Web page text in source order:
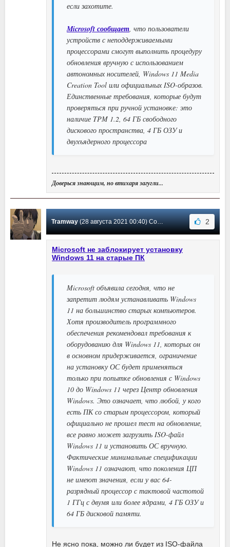
если захотите.
Microsoft сообщает, что пользователи
устройств с неподдерживаемыми
процессорами смогут выполнить процедуру
обновления вручную с использованием
автономных носителей, Windows 11 Media
Creation Tool или официальных ISO-образов.
Единственные требования, которые будут
проверяться при ручной установке: это
наличие TPM 1.2, 64 ГБ свободного
дискового пространства, 4 ГБ ОЗУ и
двухъядерного процессора
Доверься знающим, но втихаря загугли...
Tramway(28 августа 2021 00:40) Сообщение #469 2
Microsoft не заблокирует установку
Windows 11 на старые ПК
Microsoft объявила сегодня, что не
запретит людям устанавливать Windows
11 на большинство старых компьютеров.
Хотя производитель программного
обеспечения рекомендовал требования к
оборудованию для Windows 11, которых он
в основном придерживается, ограничение
на установку ОС будет применяться
только при попытке обновления с Windows
10 до Windows 11 через Центр обновления
Windows. Это означает, что любой, у кого
есть ПК со старым процессором, который
официально не прошел тест на обновление,
все равно может загрузить ISO-файл
Windows 11 и установить ОС вручную.
Фактические минимальные спецификации
Windows 11 означают, что поколения ЦП
не имеют значения, если у вас 64-
разрядный процессор с тактовой частотой
1 ГГц с двумя или более ядрами, 4 ГБ ОЗУ и
64 ГБ дисковой памяти.
Не ясно пока, можно ли будет из ISO-файла